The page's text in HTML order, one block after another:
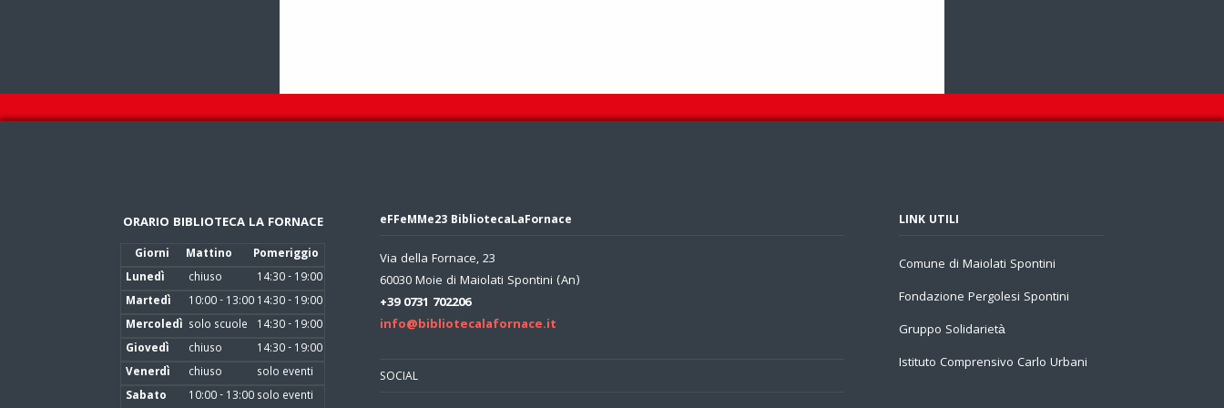
ORARIO BIBLIOTECA LA FORNACE
Giorni Mattino
Pomeriggio
Lunedì
chiuso
14:30 - 19:00
Martedì
10:00 - 13:0014:30 - 19:00
Mercoledì solo scuole 14:30 - 19:00
Giovedì
chiuso
14:30 - 19:00
Venerdì
chiuso
solo eventi
Sabato
10:00 - 13:00solo eventi
eFFeMMe23 BibliotecaLaFornace
Via della Fornace, 23
60030 Moie di Maiolati Spontini (An)
+39 0731 702206
info@bibliotecalafornace.it
SOCIAL
LINK UTILI
Comune di Maiolati Spontini
Fondazione Pergolesi Spontini
Gruppo Solidarietà
Istituto Comprensivo Carlo Urbani